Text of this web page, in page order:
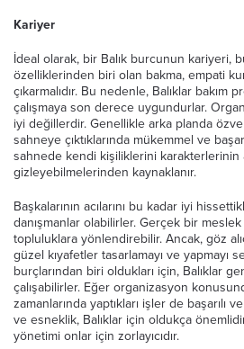
Kariyer
İdeal olarak, bir Balık burcunun kariyeri,
özelliklerinden biri olan bakma, empati
çıkarmalıdır. Bu nedenle, Balıklar bakım
çalışmaya son derece uygundurlar.
iyi değillerdir. Genellikle arka planda
sahneye çıktıklarında mükemmel ve
sahnede kendi kişiliklerini karakterlerinin
gizleyebilmelerinden kaynaklanır.
Başkalarının acılarını bu kadar iyi
danışmanlar olabilirler. Gerçek bir
topluluklara yönlendirebilir. Ancak, göz
güzel kıyafetler tasarlamayı ve yapmayı
burçlarından biri oldukları için, Balıklar
çalışabilirler. Eğer organizasyon
zamanlarında yaptıkları işler de başarılı
ve esneklik, Balıklar için oldukça
yönetimi onlar için zorlayıcıdır.